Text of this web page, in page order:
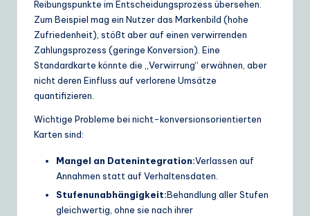
o
lu
ti
o
Reibungspunkte im Entscheidungsprozess übersehen.
Zum Beispiel mag ein Nutzer das Markenbild (hohe
Zufriedenheit), stößt aber auf einen verwirrenden
Zahlungsprozess (geringe Konversion). Eine
Standardkarte könnte die „Verwirrung“ erwähnen, aber
nicht deren Einfluss auf verlorene Umsätze
quantifizieren.
Wichtige Probleme bei nicht-konversionsorientierten
Karten sind:
Mangel an Datenintegration:Verlassen auf
Annahmen statt auf Verhaltensdaten.
Stufenunabhängigkeit:Behandlung aller Stufen
gleichwertig, ohne sie nach ihrer